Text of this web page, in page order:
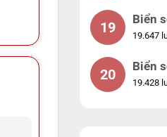
19
Biển
99998
19.647
20
Biển
25525
19.428